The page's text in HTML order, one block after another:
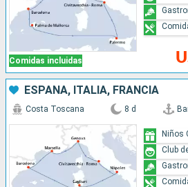
Comidas incluidas
ESPAÑA, ITALIA, FRANCIA
Costa Toscana 8 d
Niños
Club